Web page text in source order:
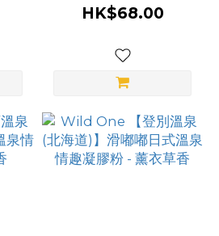
溫泉情趣凝膠粉 - 荔枝
HK$68.00